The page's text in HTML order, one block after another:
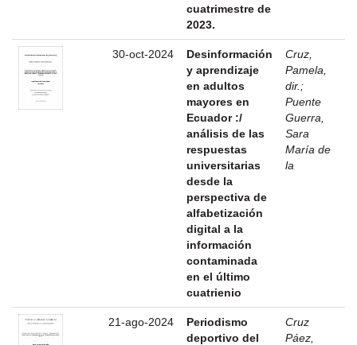
cuatrimestre de
2023.
30-oct-2024
Desinformación
y aprendizaje
en adultos
mayores en
Ecuador :/
análisis de las
respuestas
universitarias
desde la
perspectiva de
alfabetización
digital a la
información
contaminada
en el último
cuatrienio
Cruz,
Pamela,
dir. ;
Puente
Guerra,
Sara
María de
la
21-ago-2024
Periodismo
deportivo del
Cruz
Páez,